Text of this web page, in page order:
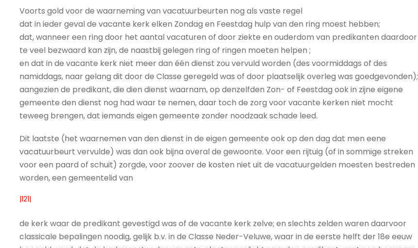
Voorts gold voor de waarneming van vacatuurbeurten nog als vaste regel
dat in ieder geval de vacante kerk elken Zondag en Feestdag hulp van den ring moest hebben;
dat, wanneer een ring door het aantal vacaturen of door ziekte en ouderdom van predikanten daardoor
te veel bezwaard kan zijn, de naastbij gelegen ring of ringen moeten helpen ;
en dat in de vacante kerk niet meer dan één dienst zou vervuld worden (des voormiddags of des
namiddags, naar gelang dit door de Classe geregeld was of door plaatselijk overleg was goedgevonden);
aangezien de predikant, die dien dienst waarnam, op denzelfden Zon- of Feestdag ook in zijne eigene
gemeente den dienst nog had waar te nemen, daar toch de zorg voor vacante kerken niet mocht
teweeg brengen, dat iemands eigen gemeente zonder noodzaak schade leed.
Dit laatste (het waarnemen van den dienst in de eigen gemeente ook op den dag dat men eene
vacatuurbeurt vervulde) was dan ook bijna overal de gewoonte. Voor een rijtuig (of in sommige streken
voor een paard of schuit) zorgde, voor zoover de kosten niet uit de vacatuurgelden moesten bestreden
worden, een gemeentelid van
|121|
de kerk waar de predikant gevestigd was of de vacante kerk zelve; en slechts zelden waren daarvoor
classicale bepalingen noodig, gelijk b.v. in de Classe Neder-Veluwe, waar in de eerste helft der 18e eeuw